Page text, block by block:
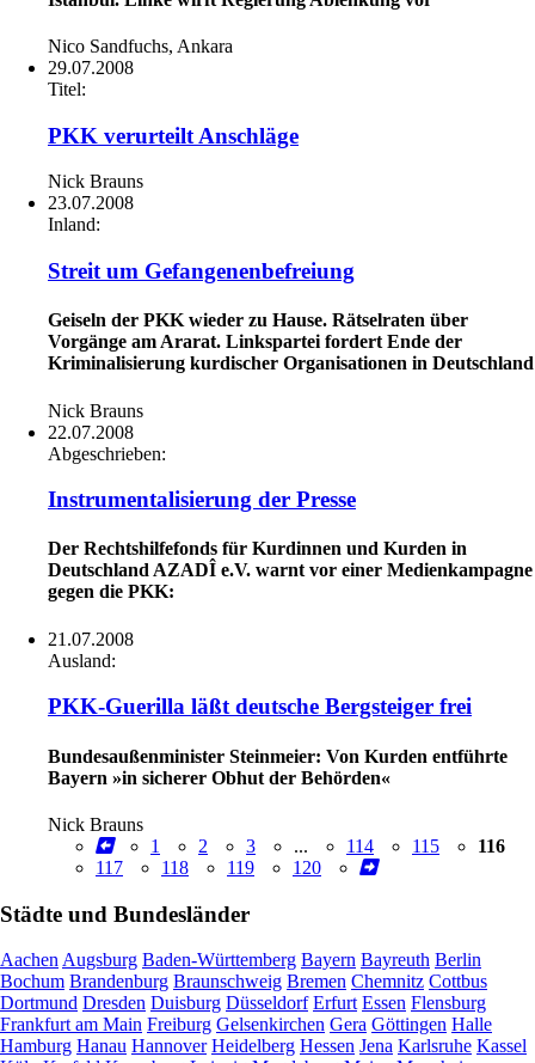
Nico Sandfuchs, Ankara
29.07.2008
Titel:
PKK verurteilt Anschläge
Nick Brauns
23.07.2008
Inland:
Streit um Gefangenenbefreiung
Geiseln der PKK wieder zu Hause. Rätselraten über
Vorgänge am Ararat. Linkspartei fordert Ende der
Kriminalisierung kurdischer Organisationen in Deutschland
Nick Brauns
22.07.2008
Abgeschrieben:
Instrumentalisierung der Presse
Der Rechtshilfefonds für Kurdinnen und Kurden in
Deutschland AZADÎ e.V. warnt vor einer Medienkampagne
gegen die PKK:
21.07.2008
Ausland:
PKK-Guerilla läßt deutsche Bergsteiger frei
Bundesaußenminister Steinmeier: Von Kurden entführte
Bayern »in sicherer Obhut der Behörden«
Nick Brauns
1
2 3 ... 114 115
116
117
118 119 120
Städte und Bundesländer
AachenAugsburg Baden-Württemberg Bayern Bayreuth Berlin
Bochum Brandenburg Braunschweig Bremen Chemnitz Cottbus
Dortmund Dresden Duisburg Düsseldorf Erfurt Essen Flensburg
Frankfurt am Main Freiburg Gelsenkirchen Gera Göttingen Halle
Hamburg Hanau Hannover Heidelberg Hessen Jena Karlsruhe Kassel